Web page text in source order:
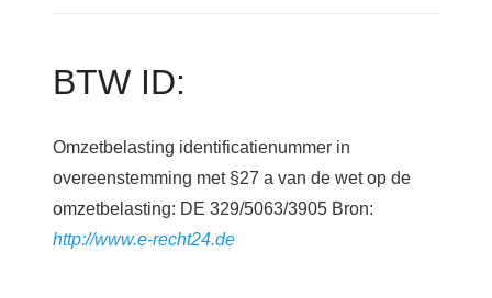
BTW ID:
Omzetbelasting identificatienummer in
overeenstemming met §27 a van de wet op de
omzetbelasting: DE 329/5063/3905 Bron:
http://www.e-recht24.de